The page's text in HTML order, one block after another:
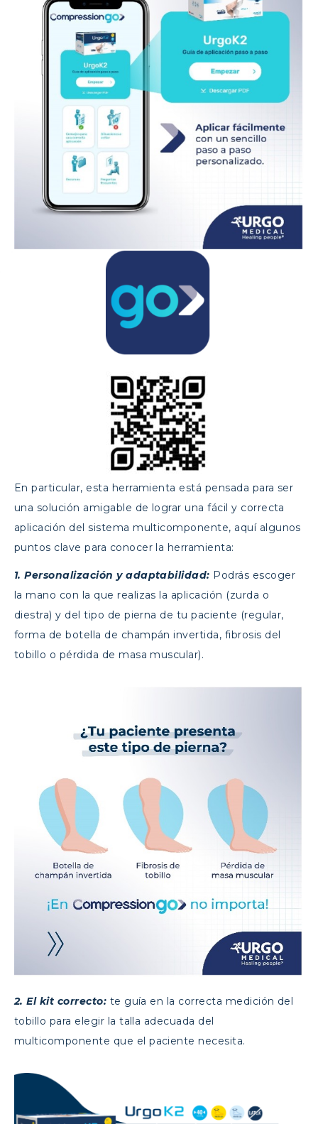
En particular, esta herramienta está pensada para ser
una solución amigable de lograr una fácil y correcta
aplicación del sistema multicomponente, aquí algunos
puntos clave para conocer la herramienta:
1. Personalización y adaptabilidad: Podrás escoger
la mano con la que realizas la aplicación (zurda o
diestra) y del tipo de pierna de tu paciente (regular,
forma de botella de champán invertida, fibrosis del
tobillo o pérdida de masa muscular).
2. El kit correcto: te guía en la correcta medición del
tobillo para elegir la talla adecuada del
multicomponente que el paciente necesita.